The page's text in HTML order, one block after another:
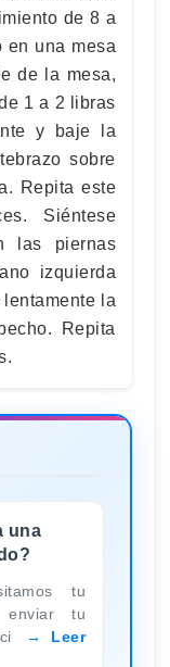
de 8 a
en una mesa
de la mesa,
1 a 2 libras
y baje la
sobre
Repita este
Siéntese
las piernas
izquierda
la
Repita
una
tu
enviar tu
Leer